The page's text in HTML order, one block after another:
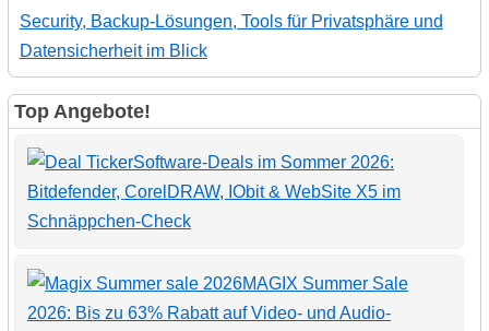
Security, Backup-Lösungen, Tools für Privatsphäre und
Datensicherheit im Blick
Top Angebote!
Software-Deals im Sommer 2026:
Bitdefender, CorelDRAW, IObit & WebSite X5 im
Schnäppchen-Check
MAGIX Summer Sale
2026: Bis zu 63% Rabatt auf Video- und Audio-